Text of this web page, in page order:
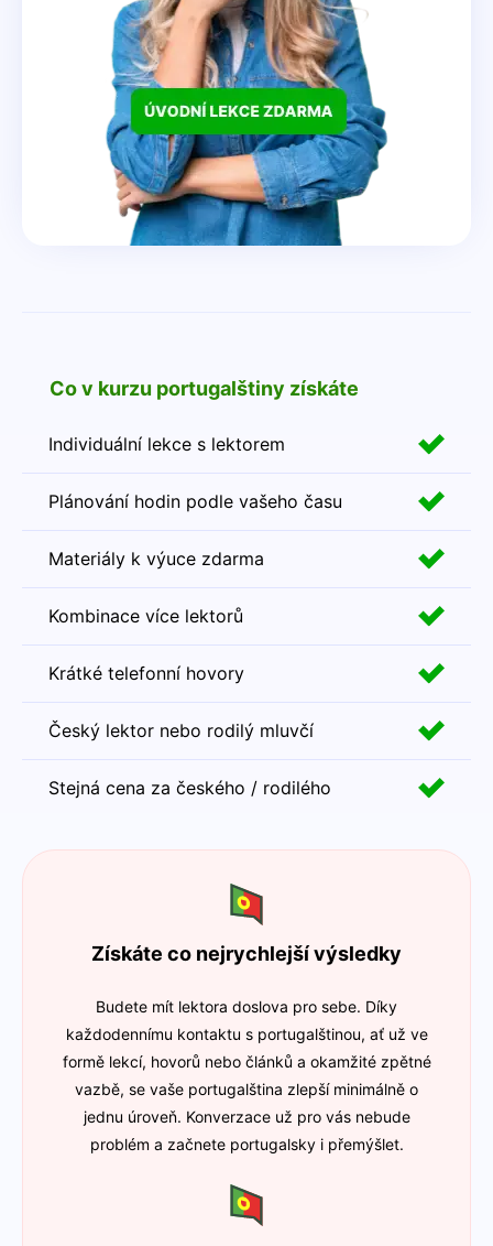
Co v kurzu portugalštiny získáte
Individuální lekce s lektorem
Plánování hodin podle vašeho času
Materiály k výuce zdarma
Kombinace více lektorů
Krátké telefonní hovory
Český lektor nebo rodilý mluvčí
Stejná cena za českého / rodilého
Získáte co nejrychlejší výsledky
Budete mít lektora doslova pro sebe. Díky
každodennímu kontaktu s portugalštinou, ať už ve
formě lekcí, hovorů nebo článků a okamžité zpětné
vazbě, se vaše portugalština zlepší minimálně o
jednu úroveň. Konverzace už pro vás nebude
problém a začnete portugalsky i přemýšlet.